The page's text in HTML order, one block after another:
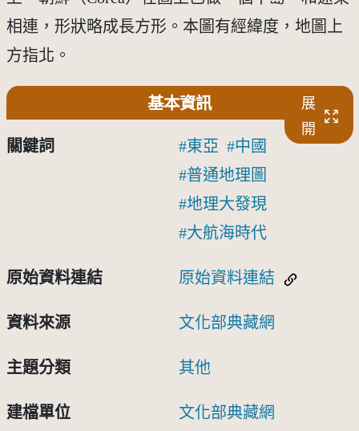
相連，形狀略成長方形。本圖有經緯度，地圖上
方指北。
基本資訊
展
開
關鍵詞 東亞
中國
普通地理圖
地理大發現
大航海時代
原始資料連結 原始資料連結
資料來源 文化部典藏網
主題分類 其他
建檔單位 文化部典藏網